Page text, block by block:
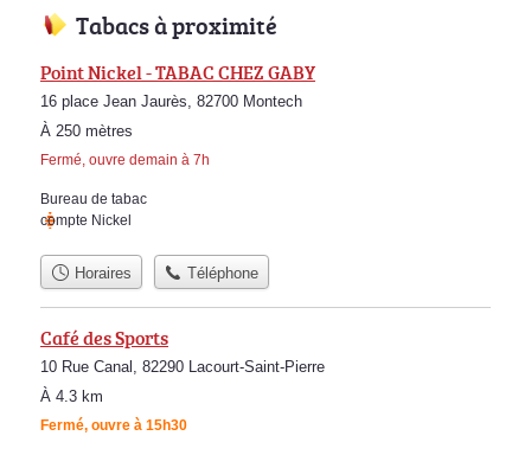
Tabacs à proximité
Point Nickel - TABAC CHEZ GABY
16 place Jean Jaurès, 82700 Montech
À 250 mètres
Fermé, ouvre demain à 7h
Bureau de tabac
compte Nickel
Horaires Téléphone
Café des Sports
10 Rue Canal, 82290 Lacourt-Saint-Pierre
À 4.3 km
Fermé, ouvre à 15h30